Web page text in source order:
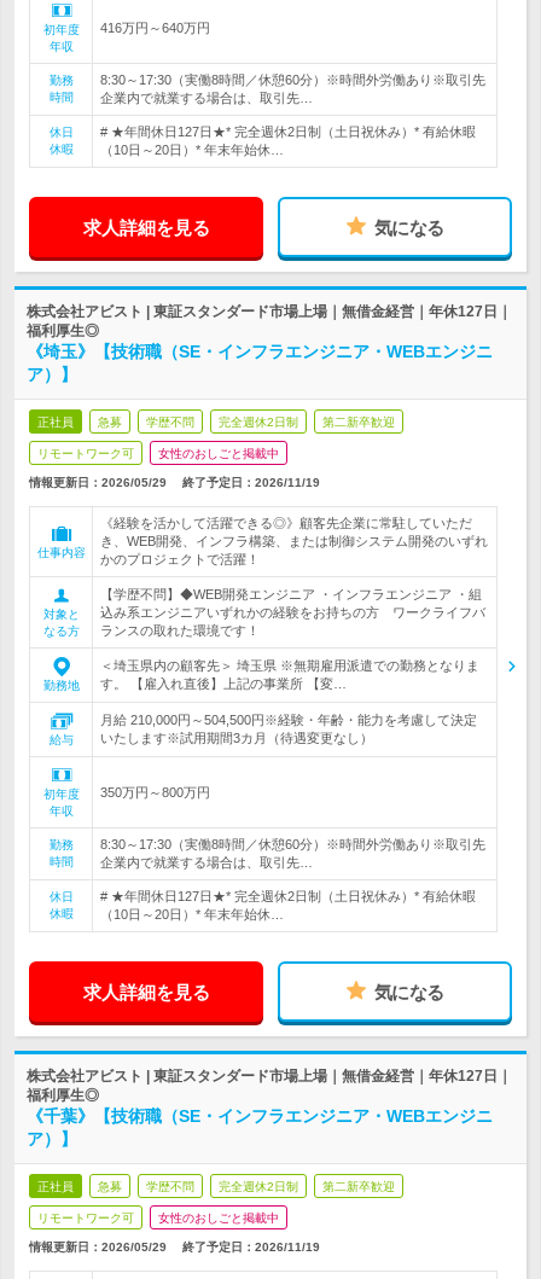
初年度
年収
416万円～640万円
勤務
時間
8:30～17:30（実働8時間／休憩60分）※時間外労働あり※取引先
企業内で就業する場合は、取引先…
休日
休暇
# ★年間休日127日★* 完全週休2日制（土日祝休み）* 有給休暇
（10日～20日）* 年末年始休…
求人詳細を見る 気になる
株式会社アビスト | 東証スタンダード市場上場｜無借金経営｜年休127日｜
福利厚生◎
《埼玉》【技術職（SE・インフラエンジニア・WEBエンジニ
ア）】
正社員 急募 学歴不問 完全週休2日制 第二新卒歓迎
リモートワーク可 女性のおしごと掲載中
情報更新日：2026/05/29 終了予定日： 2026/11/19
仕事内容
《経験を活かして活躍できる◎》顧客先企業に常駐していただ
き、WEB開発、インフラ構築、または制御システム開発のいずれ
かのプロジェクトで活躍！
対象と
なる方
【学歴不問】◆WEB開発エンジニア ・インフラエンジニア ・組
込み系エンジニアいずれかの経験をお持ちの方 ワークライフバ
ランスの取れた環境です！
勤務地
＜埼玉県内の顧客先＞ 埼玉県 ※無期雇用派遣での勤務となりま
す。 【雇入れ直後】上記の事業所 【変…
給与
月給 210,000円～504,500円※経験・年齢・能力を考慮して決定
いたします※試用期間3カ月（待遇変更なし）
初年度
年収
350万円～800万円
勤務
時間
8:30～17:30（実働8時間／休憩60分）※時間外労働あり※取引先
企業内で就業する場合は、取引先…
休日
休暇
# ★年間休日127日★* 完全週休2日制（土日祝休み）* 有給休暇
（10日～20日）* 年末年始休…
求人詳細を見る 気になる
株式会社アビスト | 東証スタンダード市場上場｜無借金経営｜年休127日｜
福利厚生◎
《千葉》【技術職（SE・インフラエンジニア・WEBエンジニ
ア）】
正社員 急募 学歴不問 完全週休2日制 第二新卒歓迎
リモートワーク可 女性のおしごと掲載中
情報更新日：2026/05/29 終了予定日： 2026/11/19